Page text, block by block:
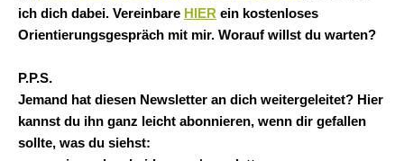
ich dich dabei. Vereinbare HIER ein kostenloses
Orientierungsgespräch mit mir. Worauf willst du warten?
P.P.S.
Jemand hat diesen Newsletter an dich weitergeleitet? Hier
kannst du ihn ganz leicht abonnieren, wenn dir gefallen
sollte, was du siehst: